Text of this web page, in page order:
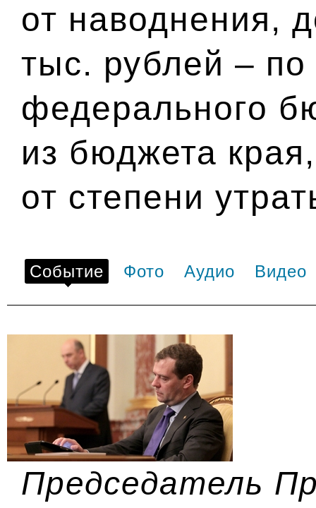
от наводнения,
тыс. рублей –
федерального
из бюджета
от степени
Событие Фото Аудио Видео
Председатель